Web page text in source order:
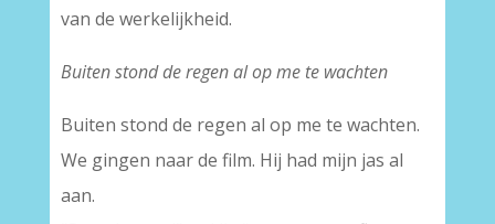
van de werkelijkheid.
Buiten stond de regen al op me te wachten
Buiten stond de regen al op me te wachten.
We gingen naar de film. Hij had mijn jas al
aan.